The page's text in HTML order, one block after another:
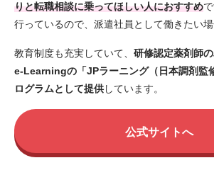
りと転職相談に乗ってほしい人におすすめ
行っているので、派遣社員として働きたい場
教育制度も充実していて、 研修認定薬剤師
e-Learningの「JPラーニング（日本調剤監
ログラムとして提供しています。
公式サイトへ